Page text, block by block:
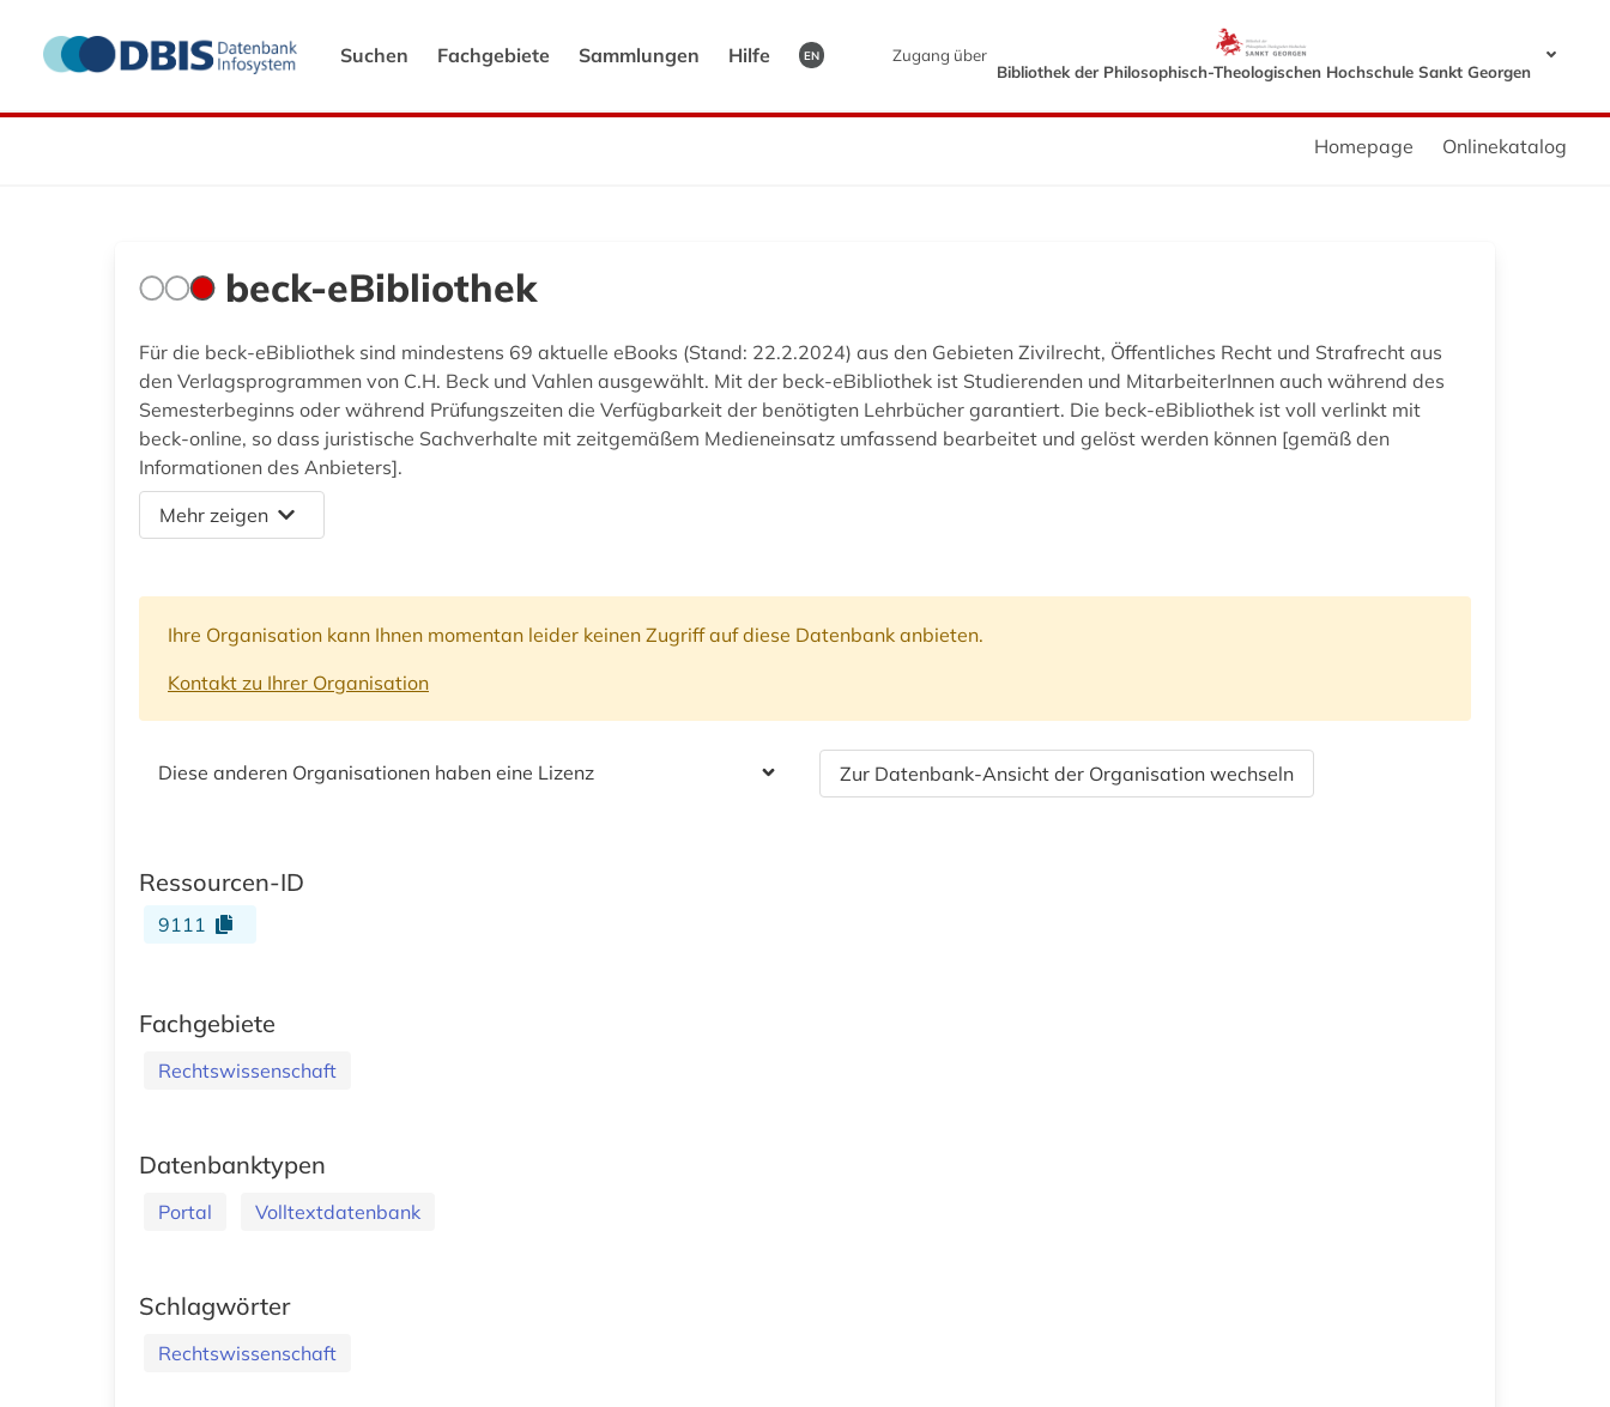
Suchen Fachgebiete Sammlungen Hilfe EN
Zugang über
Bibliothek der Philosophisch-Theologischen Hochschule Sankt Georgen
Homepage Onlinekatalog
beck-eBibliothek
Für die beck-eBibliothek sind mindestens 69 aktuelle eBooks (Stand: 22.2.2024) aus den Gebieten Zivilrecht, Öffentliches Recht und Strafrecht aus
den Verlagsprogrammen von C.H. Beck und Vahlen ausgewählt. Mit der beck-eBibliothek ist Studierenden und MitarbeiterInnen auch während des
Semesterbeginns oder während Prüfungszeiten die Verfügbarkeit der benötigten Lehrbücher garantiert. Die beck-eBibliothek ist voll verlinkt mit
beck-online, so dass juristische Sachverhalte mit zeitgemäßem Medieneinsatz umfassend bearbeitet und gelöst werden können [gemäß den
Informationen des Anbieters].
Mehr zeigen
Ihre Organisation kann Ihnen momentan leider keinen Zugriff auf diese Datenbank anbieten.
Kontakt zu Ihrer Organisation
Diese anderen Organisationen haben eine Lizenz Zur Datenbank-Ansicht der Organisation wechseln
Ressourcen-ID
9111
Fachgebiete
Rechtswissenschaft
Datenbanktypen
Portal Volltextdatenbank
Schlagwörter
Rechtswissenschaft